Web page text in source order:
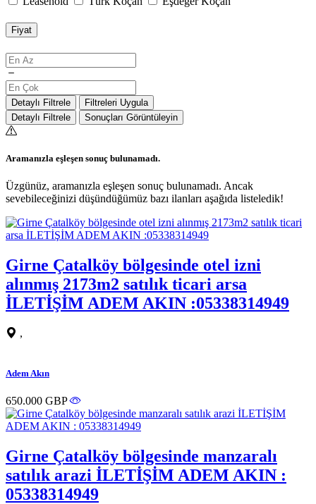
Fiyat
Detaylı Filtrele
Filtreleri Uygula
Detaylı Filtrele
Sonuçları Görüntüleyin
Aramanızla eşleşen sonuç bulunamadı.
Üzgünüz, aramanızla eşleşen sonuç bulunamadı. Ancak
sevebileceğinizi düşündüğümüz bazı ilanları aşağıda listeledik!
Girne Çatalköy bölgesinde otel izni
alınmış 2173m2 satılık ticari arsa
İLETİŞİM ADEM AKIN :05338314949
,
Adem Akın
650.000 GBP
Girne Çatalköy bölgesinde manzaralı
satılık arazi İLETİŞİM ADEM AKIN :
05338314949